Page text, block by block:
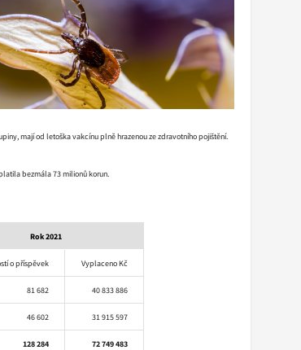
mají od letoška vakcínu plně hrazenou ze zdravotního pojištění.
bezmála 73 milionů korun.
Rok 2021
o příspěvek Vyplaceno Kč
81 682 40 833 886
46 602 31 915 597
128 284 72 749 483